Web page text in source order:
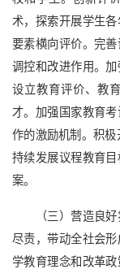
术，探索开展学生
要素横向评价。完善
调控和改进作用。
设立教育评价、教
才。加强国家教育
作的激励机制。积极
持续发展议程教育
案。
（三）营造良
尽责，带动全社会
学教育理念和改革